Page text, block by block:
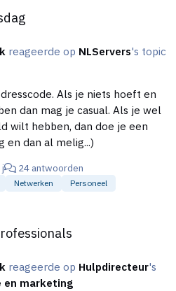
Zodra een opdracht klaar is
van verschillende
calling is 1 kanaal. Maar denk
(free) publicity, seminars,
artikelen publiceren etc.
jezelf in de kijker te spelen
zijn om een soort ‘try-out’ te
gratis advies weg als acquisitie
eens een mailing te versturen
vervelend. Neem jezelf
goed voor en DOE het
vanzelf steeds beter in. Als je
reageerde op NLServers's topic
Als je niets hoeft en
dan mag je casual. Als je wel
wilt hebben, dan doe je een
vroeg en dan al melig...)
j 24 antwoorden
Netwerken Personeel
reageerde op Hulpdirecteur's
en marketing